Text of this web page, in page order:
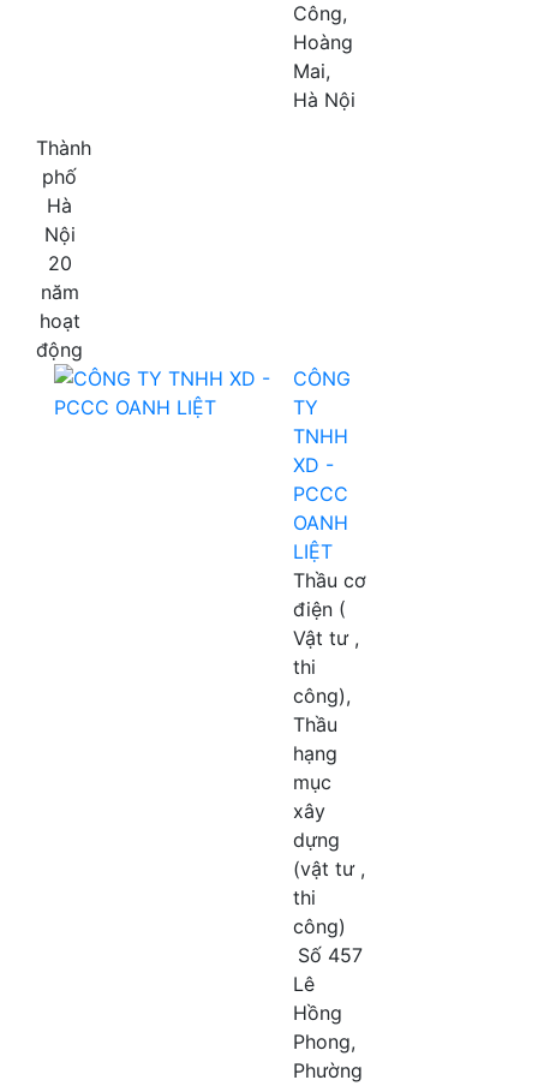
Công,
Hoàng
Mai,
Hà Nội
Thành
phố
Hà
Nội
20
năm
hoạt
động
CÔNG
TY
TNHH
XD -
PCCC
OANH
LIỆT
Thầu cơ
điện (
Vật tư ,
thi
công),
Thầu
hạng
mục
xây
dựng
(vật tư ,
thi
công)
Số 457
Lê
Hồng
Phong,
Phường